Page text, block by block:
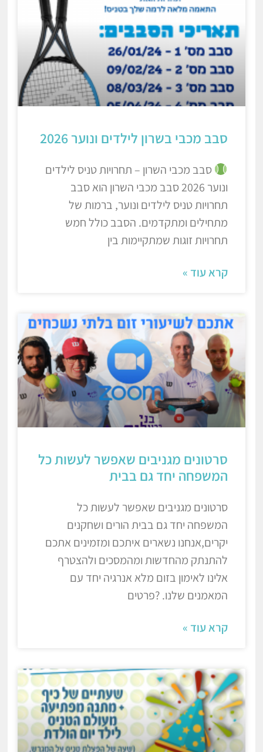
סבב מכבי בשרון לילדים ונוער 2026
סבב מכבי השרון – תחרויות טניס לילדים
ונוער 2026 סבב מכבי השרון הוא סבב
תחרויות טניס לילדים ונוער, ברמות של
מתחילים ומתקדמים. הסבב כולל חמש
תחרויות זוגות שמתקיימות בין
קרא עוד »
סרטונים מגניבים שאפשר לעשות כל
המשפחה יחד גם בבית
סרטונים מגניבים שאפשר לעשות כל
המשפחה יחד גם בבית הורים ושחקנים
יקרים,אנחנו נשארים איתכם ומזמינים אתכם
להתנתק מהחדשות ומהמסכים ולהצטרף
אלינו לאימון בזום מלא אנרגיה יחד עם
המאמנים שלנו. ?פרטים
קרא עוד »